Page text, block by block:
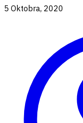
5 Oktobra, 2020